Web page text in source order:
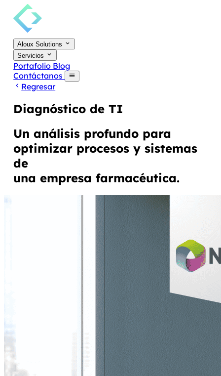
Aloux Solutions
Servicios
Portafolio Blog
Contáctanos
Regresar
Diagnóstico de TI
Un análisis profundo para
optimizar procesos y sistemas
de
una empresa farmacéutica.